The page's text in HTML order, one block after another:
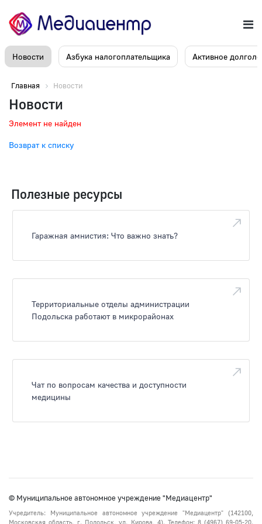
Новости Азбука налогоплательщика Активное
Главная Новости
Новости
Элемент не найден
Возврат к списку
Полезные ресурсы
Гаражная амнистия: Что важно знать?
Территориальные отделы администрации
Подольска работают в микрорайонах
Чат по вопросам качества и доступности
медицины
© Муниципальное автономное учреждение "Медиацентр"
Учредитель: Муниципальное автономное учреждение "Медиацентр" (142100,
Московская область, г. Подольск, ул. Кирова, 4). Телефон: 8 (4967) 69-05-20.